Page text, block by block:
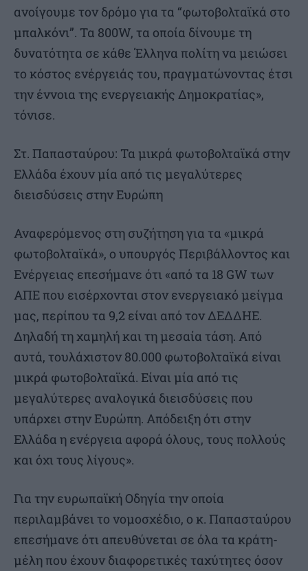
ανοίγουμε τον δρόμο για τα “φωτοβολταϊκά στο
μπαλκόνι”. Τα 800W, τα οποία δίνουμε τη
δυνατότητα σε κάθε Έλληνα πολίτη να μειώσει
το κόστος ενέργειάς του, πραγματώνοντας έτσι
την έννοια της ενεργειακής Δημοκρατίας»,
τόνισε.
Στ. Παπασταύρου: Τα μικρά φωτοβολταϊκά στην
Ελλάδα έχουν μία από τις μεγαλύτερες
διεισδύσεις στην Ευρώπη
Αναφερόμενος στη συζήτηση για τα «μικρά
φωτοβολταϊκά», ο υπουργός Περιβάλλοντος και
Ενέργειας επεσήμανε ότι «από τα 18 GW των
ΑΠΕ που εισέρχονται στον ενεργειακό μείγμα
μας, περίπου τα 9,2 είναι από τον ΔΕΔΔΗΕ.
Δηλαδή τη χαμηλή και τη μεσαία τάση. Από
αυτά, τουλάχιστον 80.000 φωτοβολταϊκά είναι
μικρά φωτοβολταϊκά. Είναι μία από τις
μεγαλύτερες αναλογικά διεισδύσεις που
υπάρχει στην Ευρώπη. Απόδειξη ότι στην
Ελλάδα η ενέργεια αφορά όλους, τους πολλούς
και όχι τους λίγους».
Για την ευρωπαϊκή Οδηγία την οποία
περιλαμβάνει το νομοσχέδιο, ο κ. Παπασταύρου
επεσήμανε ότι απευθύνεται σε όλα τα κράτη-
μέλη που έχουν διαφορετικές ταχύτητες όσον